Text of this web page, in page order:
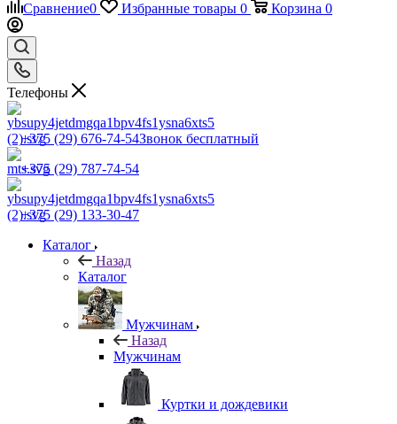
Сравнение0 Избранные товары 0 Корзина 0
Телефоны
+375 (29) 676-74-54Звонок бесплатный
+375 (29) 787-74-54
+375 (29) 133-30-47
Каталог
Назад
Каталог
Мужчинам
Назад
Мужчинам
Куртки и дождевики